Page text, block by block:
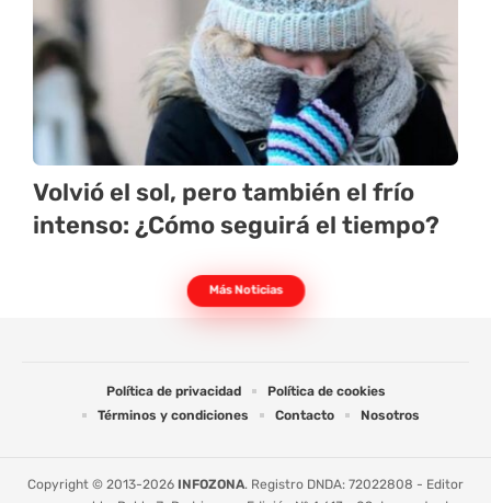
Volvió el sol, pero también el frío
intenso: ¿Cómo seguirá el tiempo?
Más Noticias
Política de privacidad
Política de cookies
Términos y condiciones
Contacto Nosotros
Copyright © 2013-2026 INFOZONA. Registro DNDA: 72022808 - Editor